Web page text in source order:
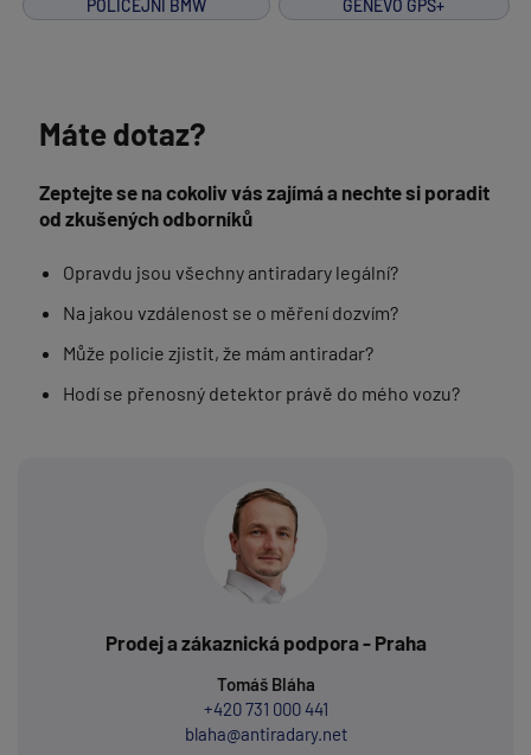
POLICEJNÍ BMW
GENEVO GPS+
Máte dotaz?
Zeptejte se na cokoliv vás zajímá a nechte si poradit
od zkušených odborníků
Opravdu jsou všechny antiradary legální?
Na jakou vzdálenost se o měření dozvím?
Může policie zjistit, že mám antiradar?
Hodí se přenosný detektor právě do mého vozu?
Prodej a zákaznická podpora - Praha
Tomáš Bláha
+420 731 000 441
blaha@antiradary.net